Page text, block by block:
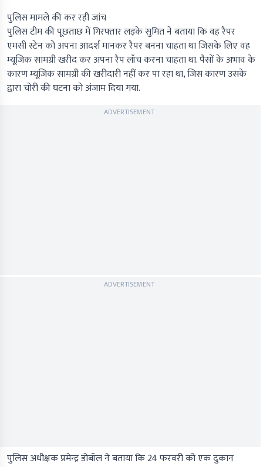
पुलिस मामले की कर रही जांच
पुलिस टीम की पूछताछ में गिरफ्तार लड़के सुमित ने बताया कि वह रैपर
एमसी स्टेन को अपना आदर्श मानकर रैपर बनना चाहता था जिसके लिए वह
म्यूजिक सामग्री खरीद कर अपना रैप लॉच करना चाहता था. पैसों के अभाव के
कारण म्यूजिक सामग्री की खरीदारी नहीं कर पा रहा था, जिस कारण उसके
द्वारा चोरी की घटना को अंजाम दिया गया.
ADVERTISEMENT
ADVERTISEMENT
पुलिस अधीक्षक प्रमेन्द्र डोबॉल ने बताया कि 24 फरवरी को एक दुकान